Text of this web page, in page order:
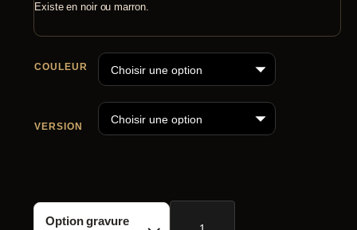
Existe en noir ou marron.
COULEUR
VERSION
Option gravure
quantité